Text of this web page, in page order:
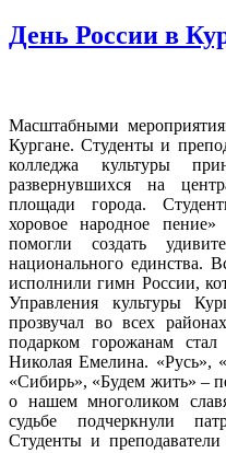
День России в
Масштабными
Кургане. Студенты и
колледжа культуры
развернувшихся на
площади города.
хоровое народное
помогли создать
национального единства.
исполнили гимн России,
Управления культуры
прозвучал во всех
подарком горожанам
Николая Емелина. «Русь»,
«Сибирь», «Будем жить» –
о нашем многоликом
судьбе подчеркнули
Студенты и